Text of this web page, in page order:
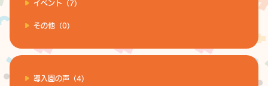
イベント（7)
その他（0)
導入園の声（4)